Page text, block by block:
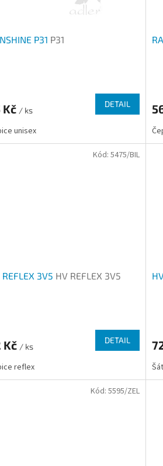
P31 P31
Kč / ks
DETAIL
unisex
je
z
5
REFLEX 3V5 HV REFLEX 3V5
Kč / ks
DETAIL
reflex
Kód: 5475/BIL
je
z
5
Kód: 5595/ZEL